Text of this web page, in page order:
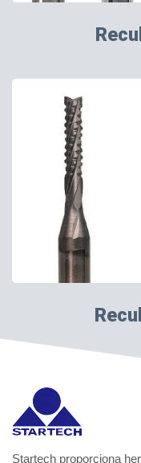
Startech proporciona